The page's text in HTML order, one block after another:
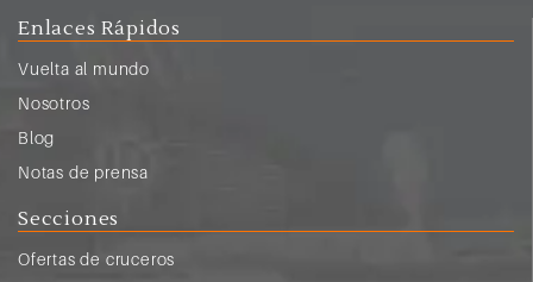
Enlaces Rápidos
Vuelta al mundo
Nosotros
Blog
Notas de prensa
Secciones
Ofertas de cruceros